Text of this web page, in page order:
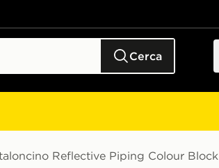
Cerca
Reflective Piping Colour Block